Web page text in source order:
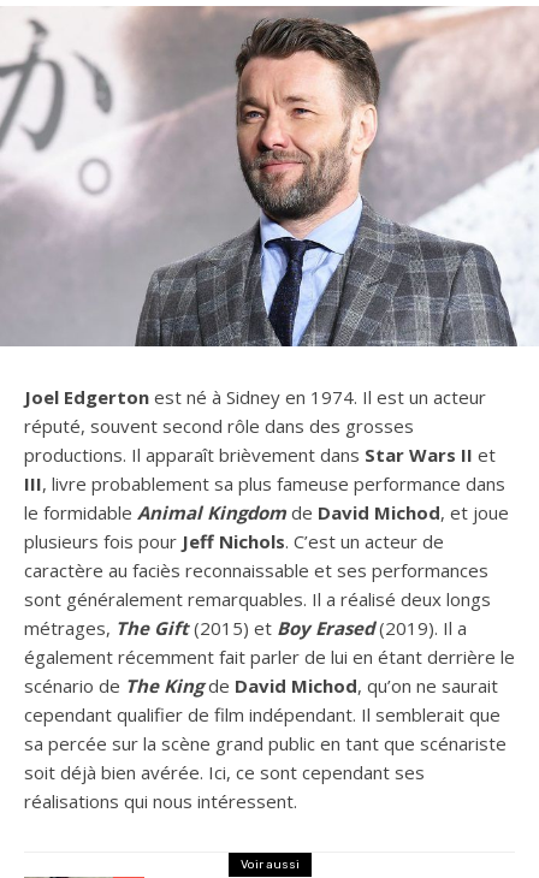
Joel Edgerton est né à Sidney en 1974. Il est un acteur
réputé, souvent second rôle dans des grosses
productions. Il apparaît brièvement dans Star Wars II et
III, livre probablement sa plus fameuse performance dans
le formidable Animal Kingdom de David Michod, et joue
plusieurs fois pour Jeff Nichols. C’est un acteur de
caractère au faciès reconnaissable et ses performances
sont généralement remarquables. Il a réalisé deux longs
métrages, The Gift(2015) et Boy Erased(2019). Il a
également récemment fait parler de lui en étant derrière le
scénario de The Kingde David Michod, qu’on ne saurait
cependant qualifier de film indépendant. Il semblerait que
sa percée sur la scène grand public en tant que scénariste
soit déjà bien avérée. Ici, ce sont cependant ses
réalisations qui nous intéressent.
Voir aussi